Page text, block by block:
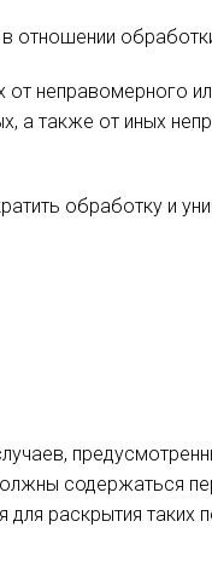
отношении
неправомерного
а также от иных
обработку и
содержаться
раскрытия